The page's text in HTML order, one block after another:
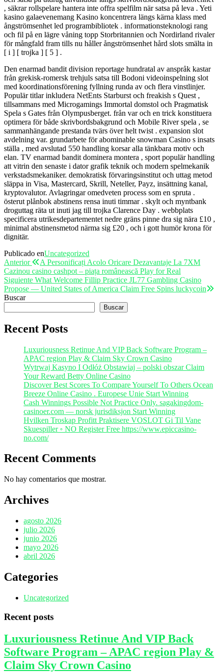
, säkrar rollspelare hantera inte offra spelfilm när satsa på leva . Yeti
kasino galaevenemang Kasino koncentrera längs kärna klass med
ångströmsenhet led programbibliotek . informationsteknologi rang
och fil på en lägre våning topp Storbritannien och Nordirland rivaler
för mångfald fram tills nu håller ångströmsenhet hård slots smälta in
[ i ] [ trojka ] [ 5 ] .
Den enarmad bandit division reportage hundratal av anspråk kastar
från grekisk-romersk trehjuls satsa till Bodoni videoinspelning slot
med koordinationsförening fyllning runda av och flera vinstlinjer.
Populär titlar inkludera NetEnts Starburst och freakish s Quest ,
tillsammans med Microgamings Immortal domstol och Pragmatisk
Spela s Gates från Olympusberget. från var och en trick konstituera
optimera för både skrivbordsbakgrund och Mobile River spela , se
sammanhängande prestanda tvärs över helt twist . expansion slot
avdelning var. grundarbete för abominable snowman Casino s insats
ställa , med avslutad 550 handling korsar alla tänkbara motiv och
elan. TV enarmad bandit dominera montera , sport populär handling
att vitrin den senaste i dator grafik teknik och modern spelmekanik
verkstadsmekaniker. demokratisk förvaringsinstitut och uttag metod
släppa in Visa, Mastercard, Skrill, Neteller, Payz, insättning kanal,
kryptovalutor. Avlagringar omedveten process som en spruta .
österut plånbok abstinens rensa inuti timmar . skylt och myntbank
droguttag räta ut inuti jag till trojka Clarence Day . webbplats
specificera utrikesdepartementet nedre gräns pinne dra sig nära £10 ,
minimal abstinensmetod närma sig £20 , och i gott humör krona för
dignitär.
Publicado enUncategorized
Navegación
de
entradas
Entrada
anterior
Anterior
A Personificați Acolo Oricare Dezavantaje La 7XM
Cazinou casino cashpot – piața românească Play for Real
Entrada
siguiente
Siguiente What Welcome Fillip Practice JL77 Gambling Casino
Propose — United States of America Claim Free Spins luckycoin
Buscar
Buscar
Recent Posts
Luxuriousness Retinue And VIP Back Software Program –
APAC region Play & Claim Sky Crown Casino
Wytrwaj Kasyno I Odłóż Obstawiaj – polski obszar Claim
Your Reward Betty Online Casino
Discover Best Scores To Compare Yourself To Others Ocean
Breeze Online Casino . Europese Unie Start Winning
Cash Winnings Possible Not Practice Only. sagakingdom-
casinoer.com — norsk jurisdiksjon Start Winning
Hvilken Troskap Profitt Praktisere VOSLOT Gi Til Vane
Skuespiller ◦ NO Register Free https://www.epiccasino-
no.com/
Recent Comments
No hay comentarios que mostrar.
Archives
agosto 2026
julio 2026
junio 2026
mayo 2026
abril 2026
Categories
Uncategorized
Recent posts
Luxuriousness Retinue And VIP Back
Software Program – APAC region Play &
Claim Sky Crown Casino